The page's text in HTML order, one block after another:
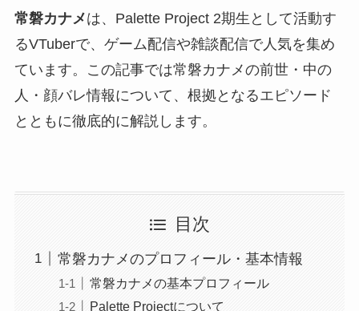
常磐カナメは、Palette Project 2期生として活動す
るVTuberで、ゲーム配信や雑談配信で人気を集め
ています。この記事では常磐カナメの前世・中の
人・顔バレ情報について、根拠となるエピソード
とともに徹底的に解説します。
目次
常磐カナメのプロフィール・基本情報
常磐カナメの基本プロフィール
Palette Projectについて